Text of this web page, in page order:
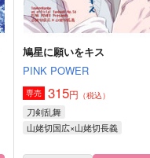
サンプル 作品詳細
鳩星に願いをキス
PINK POWER
専売 315円 （税込）
刀剣乱舞
山姥切国広×山姥切長義